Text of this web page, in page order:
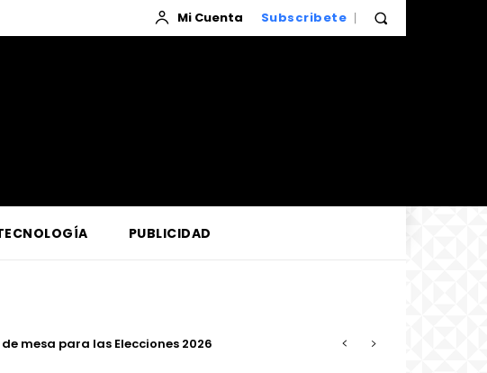
Mi Cuenta Subscribete
PUBLICIDAD
mesa para las Elecciones 2026
fortalecer la confiabilidad del servicio